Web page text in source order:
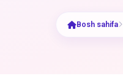
Bosh sahifa